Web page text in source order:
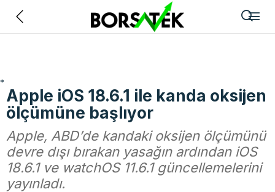
*
Apple iOS 18.6.1 ile kanda oksijen
ölçümüne başlıyor
Apple, ABD’de kandaki oksijen ölçümünü
devre dışı bırakan yasağın ardından iOS
18.6.1 ve watchOS 11.6.1 güncellemelerini
yayınladı.